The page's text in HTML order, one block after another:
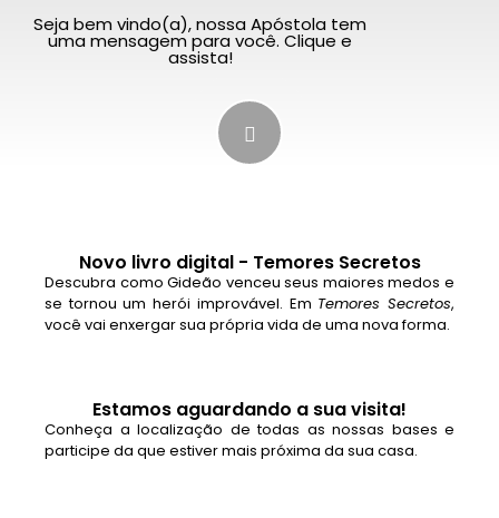
Seja bem vindo(a), nossa Apóstola tem
uma mensagem para você. Clique e
assista!
Novo livro digital - Temores Secretos
Descubra como Gideão venceu seus maiores medos e
se tornou um herói improvável. Em Temores Secretos,
você vai enxergar sua própria vida de uma nova forma.
Estamos aguardando a sua visita!
Conheça a localização de todas as nossas bases e
participe da que estiver mais próxima da sua casa.